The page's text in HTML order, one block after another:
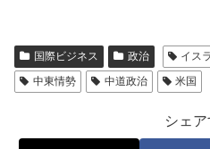
国際ビジネス 政治 イス
中東情勢
中道政治 米国
シェア